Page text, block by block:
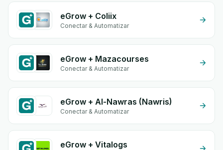
eGrow + Coliix
Conectar & Automatizar
eGrow + Mazacourses
Conectar & Automatizar
eGrow + Al-Nawras (Nawris)
Conectar & Automatizar
eGrow + Vitalogs